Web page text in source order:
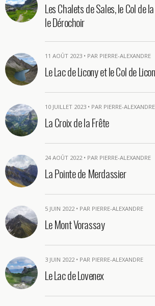
Les Chalets de Sales, le Col de
le Dérochoir
11 AOÛT 2023 • PAR PIERRE-ALEXANDRE
Le Lac de Licony et le Col de
10 JUILLET 2023 • PAR PIERRE-ALEXANDRE
La Croix de la Frête
24 AOÛT 2022 • PAR PIERRE-ALEXANDRE
La Pointe de Merdassier
5 JUIN 2022 • PAR PIERRE-ALEXANDRE
Le Mont Vorassay
3 JUIN 2022 • PAR PIERRE-ALEXANDRE
Le Lac de Lovenex